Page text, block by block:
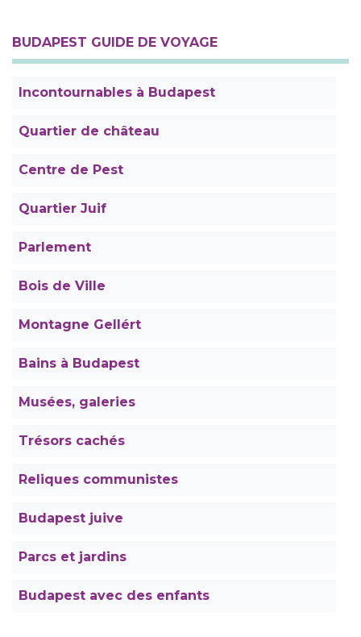
BUDAPEST GUIDE DE VOYAGE
Incontournables à Budapest
Quartier de château
Centre de Pest
Quartier Juif
Parlement
Bois de Ville
Montagne Gellért
Bains à Budapest
Musées, galeries
Trésors cachés
Reliques communistes
Budapest juive
Parcs et jardins
Budapest avec des enfants